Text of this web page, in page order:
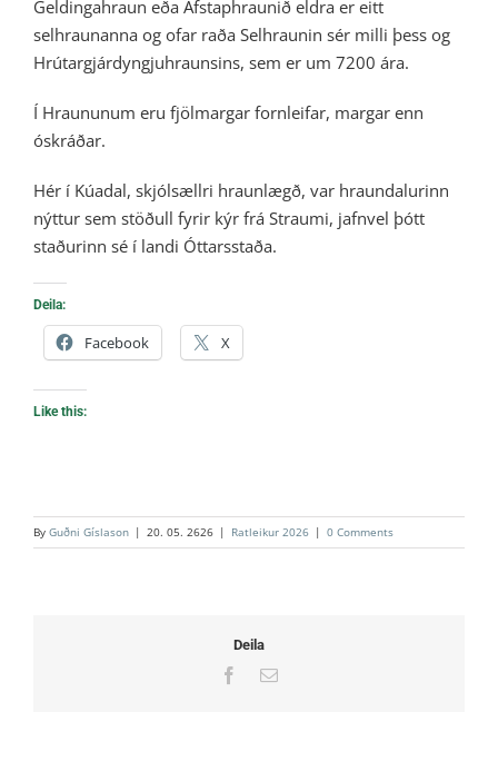
Geldingahraun eða Afstaphraunið eldra er eitt
selhraunanna og ofar raða Selhraunin sér milli þess og
Hrútargjárdyngjuhraunsins, sem er um 7200 ára.
Í Hraununum eru fjölmargar fornleifar, margar enn
óskráðar.
Hér í Kúadal, skjólsællri hraunlægð, var hraundalurinn
nýttur sem stöðull fyrir kýr frá Straumi, jafnvel þótt
staðurinn sé í landi Óttarsstaða.
Deila:
Facebook X
Like this:
By Guðni Gíslason | 20. 05. 2626 | Ratleikur 2026 | 0 Comments
Deila
Facebook
Email